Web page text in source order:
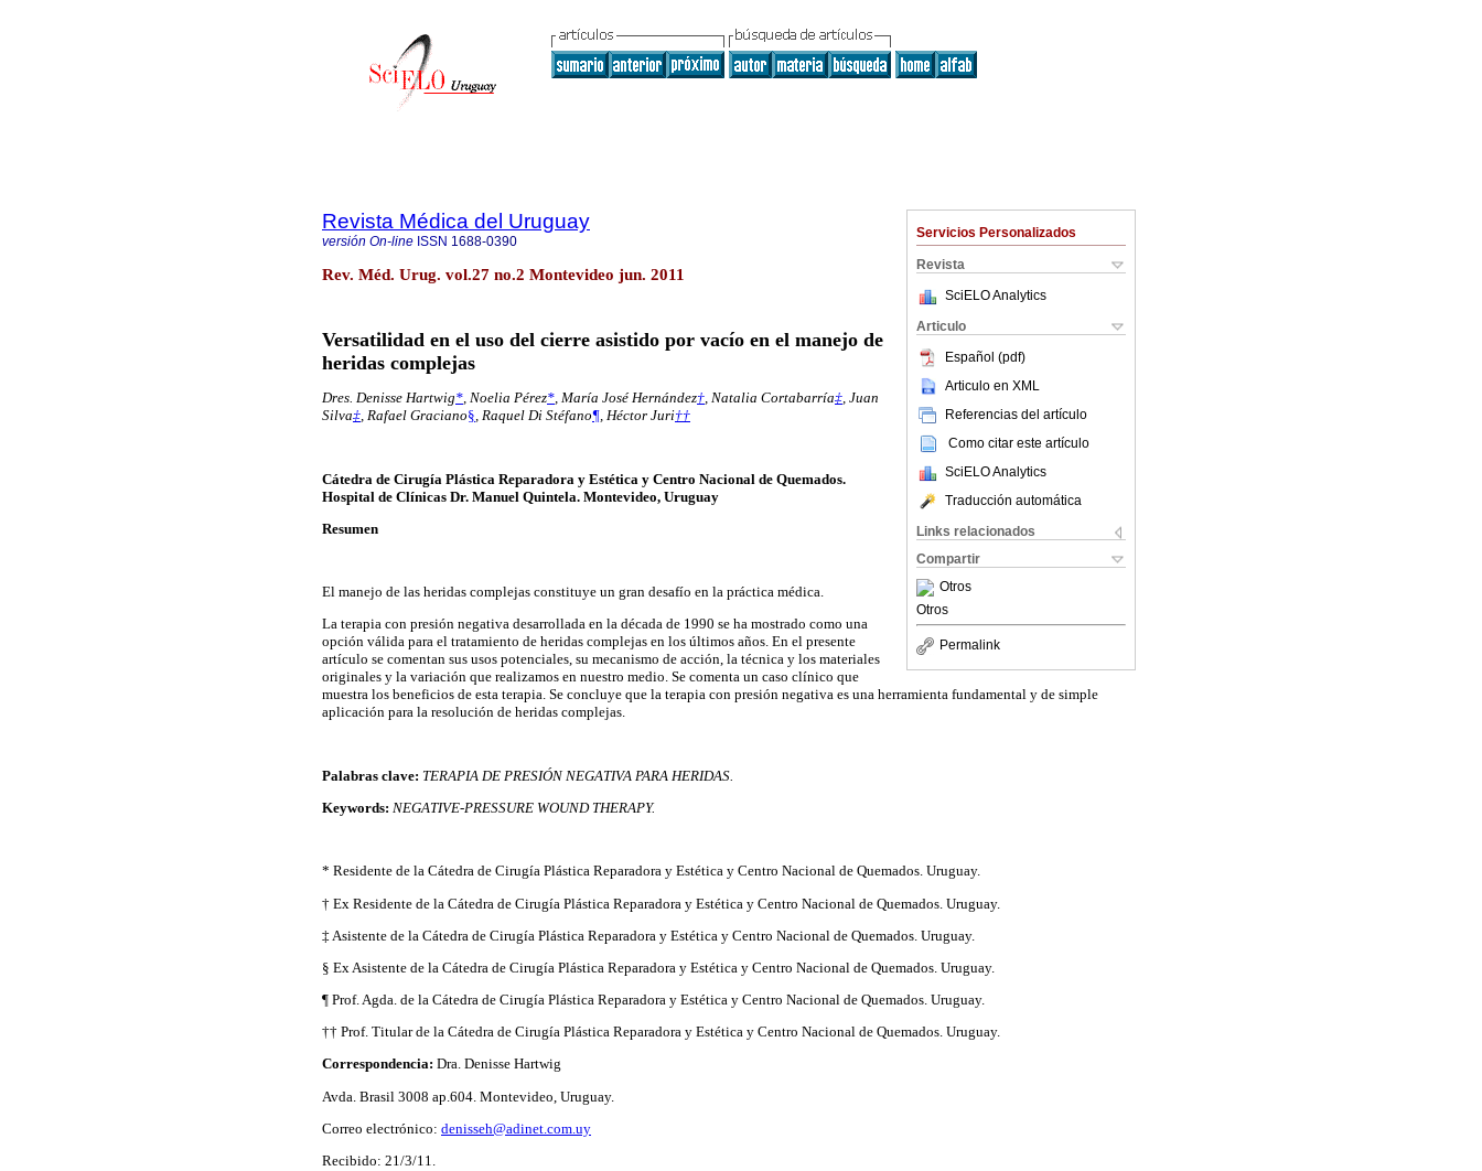
Servicios Personalizados
Revista
SciELO Analytics
Articulo
Español (pdf)
Articulo en XML
Referencias del artículo
Como citar este artículo
SciELO Analytics
Traducción automática
Links relacionados
Compartir
Otros
Otros
Permalink
Revista Médica del Uruguay
versión On-line ISSN 1688-0390
Rev. Méd. Urug. vol.27 no.2 Montevideo jun. 2011
Versatilidad en el uso del cierre asistido por vacío en el manejo de
heridas complejas
Dres. Denisse Hartwig*, Noelia Pérez*, María José Hernández†, Natalia Cortabarría‡, Juan
Silva‡, Rafael Graciano§, Raquel Di Stéfano¶, Héctor Juri††
Cátedra de Cirugía Plástica Reparadora y Estética y Centro Nacional de Quemados.
Hospital de Clínicas Dr. Manuel Quintela. Montevideo, Uruguay
Resumen
El manejo de las heridas complejas constituye un gran desafío en la práctica médica.
La terapia con presión negativa desarrollada en la década de 1990 se ha mostrado como una
opción válida para el tratamiento de heridas complejas en los últimos años. En el presente
artículo se comentan sus usos potenciales, su mecanismo de acción, la técnica y los materiales
originales y la variación que realizamos en nuestro medio. Se comenta un caso clínico que
muestra los beneficios de esta terapia. Se concluye que la terapia con presión negativa es una herramienta fundamental y de simple
aplicación para la resolución de heridas complejas.
Palabras clave: TERAPIA DE PRESIÓN NEGATIVA PARA HERIDAS.
Keywords: NEGATIVE-PRESSURE WOUND THERAPY.
* Residente de la Cátedra de Cirugía Plástica Reparadora y Estética y Centro Nacional de Quemados. Uruguay.
† Ex Residente de la Cátedra de Cirugía Plástica Reparadora y Estética y Centro Nacional de Quemados. Uruguay.
‡ Asistente de la Cátedra de Cirugía Plástica Reparadora y Estética y Centro Nacional de Quemados. Uruguay.
§ Ex Asistente de la Cátedra de Cirugía Plástica Reparadora y Estética y Centro Nacional de Quemados. Uruguay.
¶ Prof. Agda. de la Cátedra de Cirugía Plástica Reparadora y Estética y Centro Nacional de Quemados. Uruguay.
†† Prof. Titular de la Cátedra de Cirugía Plástica Reparadora y Estética y Centro Nacional de Quemados. Uruguay.
Correspondencia: Dra. Denisse Hartwig
Avda. Brasil 3008 ap.604. Montevideo, Uruguay.
Correo electrónico: denisseh@adinet.com.uy
Recibido: 21/3/11.